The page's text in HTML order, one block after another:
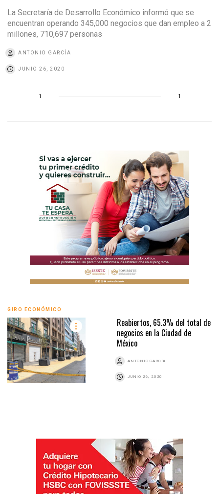
La Secretaría de Desarrollo Económico informó que se
encuentran operando 345,000 negocios que dan empleo a 2
millones, 710,697 personas
ANTONIO GARCÍA
JUNIO 26, 2020
1 1
GIRO ECONÓMICO
Reabiertos, 65.3% del total de
negocios en la Ciudad de
México
ANTONIO GARCÍA
JUNIO 26, 2020